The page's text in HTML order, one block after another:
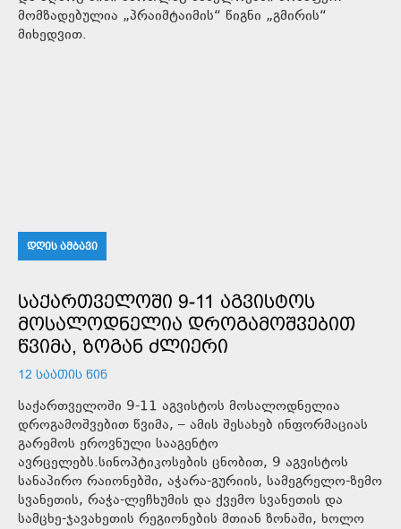
მომზადებულია „პრაიმტაიმის“ წიგნი „გმირის“
მიხედვით.
ᲓᲦᲘᲡ ᲐᲛᲑᲐᲕᲘ
ᲡᲐᲥᲐᲠᲗᲕᲔᲚᲝᲨᲘ 9-11 ᲐᲒᲕᲘᲡᲢᲝᲡ
ᲛᲝᲡᲐᲚᲝᲓᲜᲔᲚᲘᲐ ᲓᲠᲝᲒᲐᲛᲝᲨᲕᲔᲑᲘᲗ
ᲬᲕᲘᲛᲐ, ᲖᲝᲒᲐᲜ ᲫᲚᲘᲔᲠᲘ
12 ᲡᲐᲐᲗᲘᲡ ᲬᲘᲜ
საქართველოში 9-11 აგვისტოს მოსალოდნელია
დროგამოშვებით წვიმა, – ამის შესახებ ინფორმაციას
გარემოს ეროვნული სააგენტო
ავრცელებს.სინოპტიკოსების ცნობით, 9 აგვისტოს
სანაპირო რაიონებში, აჭარა-გურიის, სამეგრელო-ზემო
სვანეთის, რაჭა-ლეჩხუმის და ქვემო სვანეთის და
სამცხე-ჯავახეთის რეგიონების მთიან ზონაში, ხოლო